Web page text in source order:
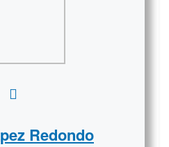
Redondo